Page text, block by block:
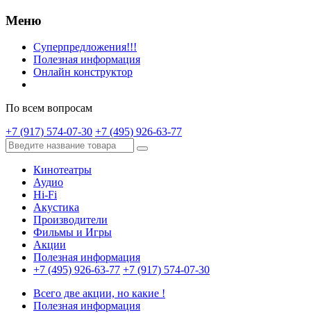
Меню
Суперпредложения!!!
Полезная информация
Онлайн конструктор
По всем вопросам
+7 (917) 574-07-30 +7 (495) 926-63-77
Кинотеатры
Аудио
Hi-Fi
Акустика
Производители
Фильмы и Игры
Акции
Полезная информация
+7 (495) 926-63-77 +7 (917) 574-07-30
Всего две акции, но какие !
Полезная информация